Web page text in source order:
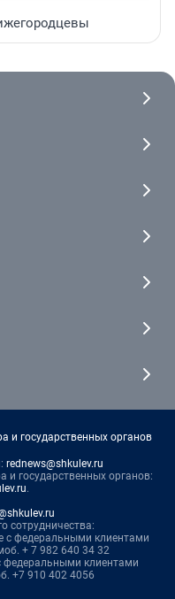
и государственных органов
rednews@shkulev.ru
и государственных органов:
.
сотрудничества:
федеральными клиентами
+ 7 982 640 34 32
федеральными клиентами
+7 910 402 4056